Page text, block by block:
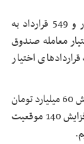
در قراردادهای اختیار معامله مبتنی بر طلا نیز 210 هزار و 549 قرارداد به
معامله صندوق
قراردادهای اختیار
همچنین دیروز هزار و 643 قرارداد آتی مبتنی بر طلا به ارزش 60 میلیارد تومان
مورد معامله قرار گرفت. در بازار قراردادهای آتی شاهد افزایش 140 موقعیت